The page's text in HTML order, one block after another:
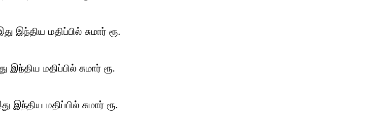
மதிப்பில் சுமார் ரூ.
மதிப்பில் சுமார் ரூ.
மதிப்பில் சுமார் ரூ.